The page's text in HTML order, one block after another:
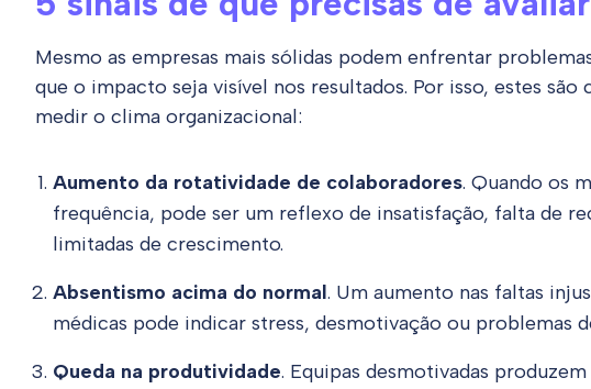
Mesmo as empresas mais sólidas podem enfrentar
que o impacto seja visível nos resultados. Por isso, estes
medir o clima organizacional:
Aumento da rotatividade de colaboradores. Quando os
frequência, pode ser um reflexo de insatisfação, falta de
limitadas de crescimento.
Absentismo acima do normal. Um aumento nas faltas
médicas pode indicar stress, desmotivação ou problemas
Queda na produtividade. Equipas desmotivadas